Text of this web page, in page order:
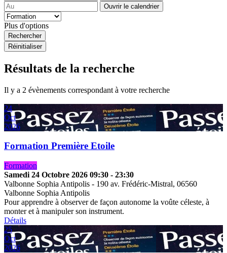
Ouvrir le calendrier
Plus d'options
Rechercher
Réinitialiser
Résultats de la recherche
Il y a 2 évènements correspondant à votre recherche
24
Oct
2026
Formation Première Etoile
Formation
Samedi 24 Octobre 2026 09:30 - 23:30
Valbonne Sophia Antipolis - 190 av. Frédéric-Mistral, 06560
Valbonne Sophia Antipolis
Pour apprendre à observer de façon autonome la voûte céleste, à
monter et à manipuler son instrument.
Détails
25
Oct
2026